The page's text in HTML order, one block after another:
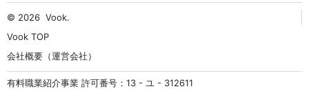
© 2026 Vook.
Vook TOP
会社概要（運営会社）
有料職業紹介事業 許可番号：13 - ユ - 312611